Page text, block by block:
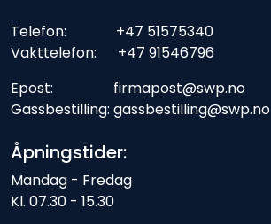
Telefon: +47 51575340
Vakttelefon: +47 91546796
Epost: firmapost@swp.no
Gassbestilling: gassbestilling@swp.no
Åpningstider:
Mandag - Fredag
Kl. 07.30 - 15.30